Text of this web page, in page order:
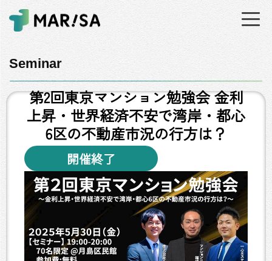
Seminar
第2回東京マンション勉強会 金利
上昇・世界経済不安で湾岸・都心
6区の不動産市況の行方は？
開催終了